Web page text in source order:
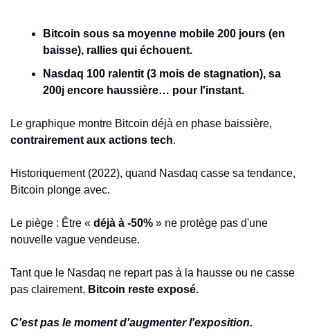
Bitcoin sous sa moyenne mobile 200 jours (en
baisse), rallies qui échouent.
Nasdaq 100 ralentit (3 mois de stagnation), sa
200j encore haussière… pour l'instant.
contrairement aux actions tech.
Historiquement (2022), quand Nasdaq casse sa tendance,
Bitcoin plonge avec.
Le piège : Être « déjà à -50% » ne protège pas d'une
nouvelle vague vendeuse.
Tant que le Nasdaq ne repart pas à la hausse ou ne casse
pas clairement, Bitcoin reste exposé.
C'est pas le moment d'augmenter l'exposition.